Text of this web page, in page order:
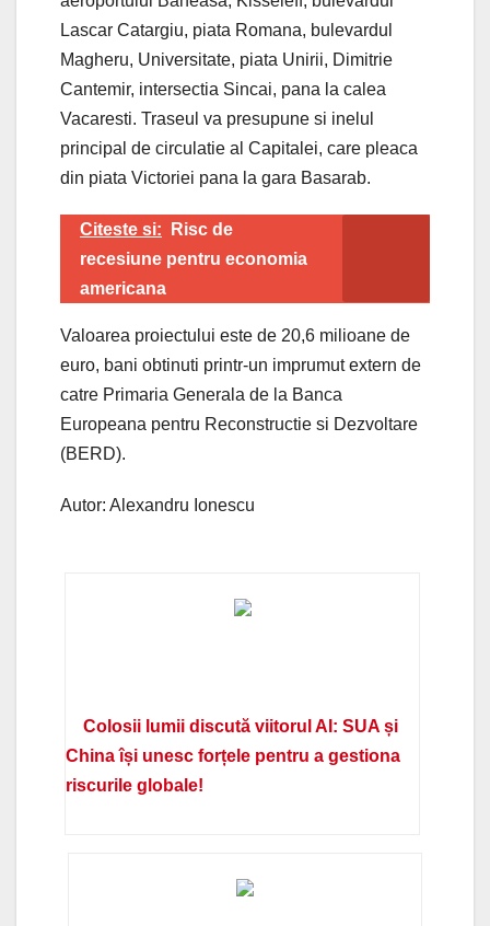
Lascar Catargiu, piata Romana, bulevardul
Magheru, Universitate, piata Unirii, Dimitrie
Cantemir, intersectia Sincai, pana la calea
Vacaresti. Traseul va presupune si inelul
principal de circulatie al Capitalei, care pleaca
din piata Victoriei pana la gara Basarab.
Citeste si:
Risc de
recesiune pentru economia
americana
Valoarea proiectului este de 20,6 milioane de
euro, bani obtinuti printr-un imprumut extern de
catre Primaria Generala de la Banca
Europeana pentru Reconstructie si Dezvoltare
(BERD).
Autor: Alexandru Ionescu
Colosii lumii discută viitorul AI: SUA și
China își unesc forțele pentru a gestiona
riscurile globale!